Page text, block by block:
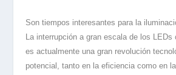
Son tiempos interesantes para la
La interrupción a gran escala de los LEDs
es actualmente una gran revolución
potencial, tanto en la eficiencia como en